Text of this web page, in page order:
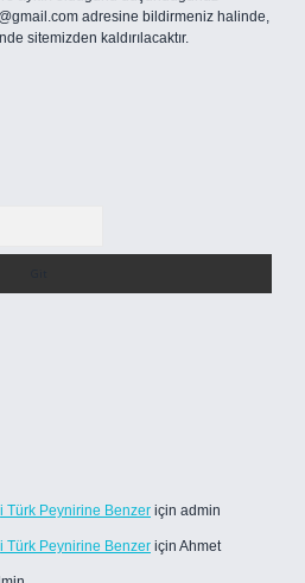
adresine bildirmeniz halinde,
sitemizden kaldırılacaktır.
Türk Peynirine Benzer için admin
Türk Peynirine Benzer için Ahmet